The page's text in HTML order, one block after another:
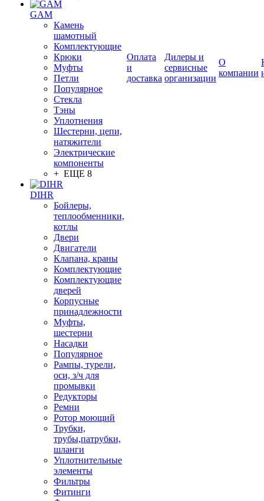
GAM
Камень
шамотный
Комплектующие
Крюки
Муфты
Петли
Популярное
Стекла
Тэны
Уплотнения
Шестерни, цепи,
натяжители
Электрические
компоненты
+ ЕЩЕ 8
DIHR
Бойлеры,
теплообменники,
котлы
Двери
Двигатели
Клапана, краны
Комплектующие
Комплектующие
дверей
Корпусные
принадлежности
Муфты,
шестерни
Насадки
Популярное
Рампы, турели,
оси, з/ч для
промывки
Редукторы
Ремни
Ротор моющий
Трубки,
трубы,патрубки,
шланги
Уплотнительные
элементы
Фильтры
Фитинги
Оплата
и
доставка
Дилеры и
сервисные
организации
О
компании